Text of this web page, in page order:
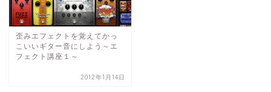
歪みエフェクトを覚えてかっ
こいいギター音にしよう～エ
フェクト講座１～
2012年1月14日